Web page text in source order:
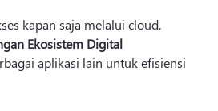
kapan saja melalui cloud.
Ekosistem Digital
aplikasi lain untuk efisiensi